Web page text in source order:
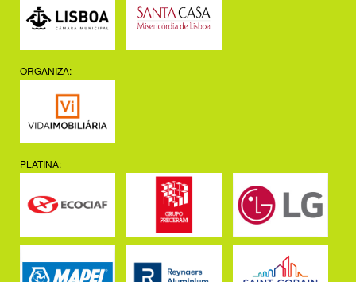
ORGANIZA:
PLATINA: